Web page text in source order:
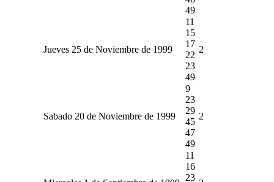
49
Jueves 25 de Noviembre de 1999
11
15
17
22
23
49
2
Sabado 20 de Noviembre de 1999
9
23
29
45
47
49
2
11
16
23